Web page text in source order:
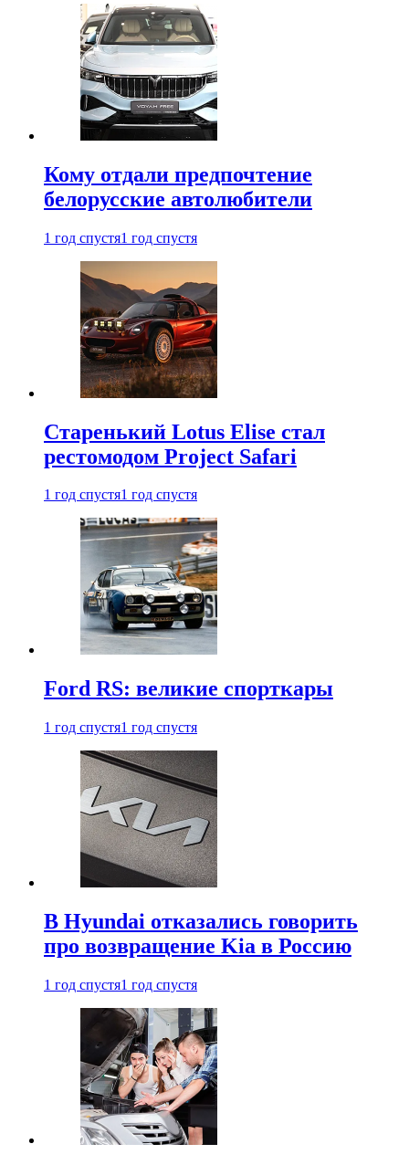
Кому отдали предпочтение
белорусские автолюбители
1 год спустя1 год спустя
Старенький Lotus Elise стал
рестомодом Project Safari
1 год спустя1 год спустя
Ford RS: великие спорткары
1 год спустя1 год спустя
В Hyundai отказались говорить
про возвращение Kia в Россию
1 год спустя1 год спустя